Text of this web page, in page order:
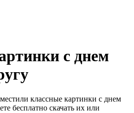
с днем
классные картинки с днем
бесплатно скачать их или